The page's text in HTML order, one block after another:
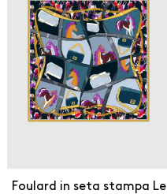
Consegnato con confezione
personalizzata Dimensioni: 90
x 90 cm
Foulard in seta stampa Le